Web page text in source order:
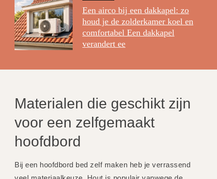
Een airco bij een dakkapel: zo
houd je de zolderkamer koel en
comfortabel Een dakkapel
verandert ee
Materialen die geschikt zijn
voor een zelfgemaakt
hoofdbord
Bij een hoofdbord bed zelf maken heb je verrassend